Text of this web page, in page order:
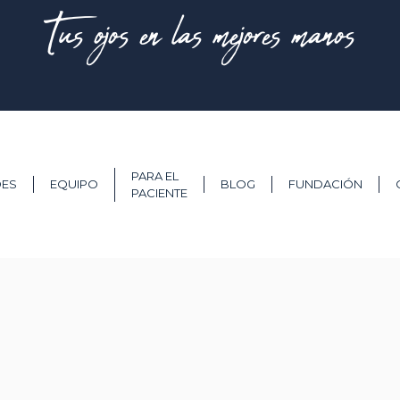
Tus ojos en las mejores manos
EQUIPO
PARA EL
PACIENTE
BLOG FUNDACIÓN